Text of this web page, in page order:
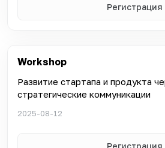
Регистрация
Workshop
Развитие стартапа и продукта
стратегические коммуникации
2025-08-12
Регистрация